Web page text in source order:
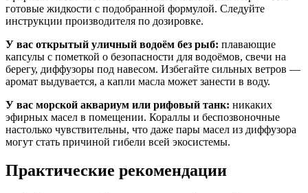
готовые жидкости с подобранной формулой. Следуйте
инструкции производителя по дозировке.
У вас открытый уличный водоём без рыб: плавающие
капсулы с пометкой о безопасности для водоёмов, свечи на
берегу, диффузоры под навесом. Избегайте сильных ветров —
аромат выдувается, а капли масла может занести в воду.
У вас морской аквариум или рифовый танк: никаких
эфирных масел в помещении. Кораллы и беспозвоночные
настолько чувствительны, что даже пары масел из диффузора
могут стать причиной гибели всей экосистемы.
Практические рекомендации